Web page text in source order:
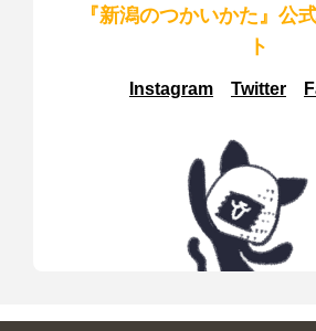
『新潟のつかいかた』 公
ト
Instagram Twitter